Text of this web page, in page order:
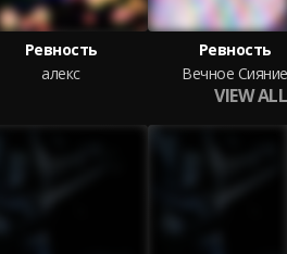
Ревность
алекс
Ревность
Вечное Сияние
VIEW ALL